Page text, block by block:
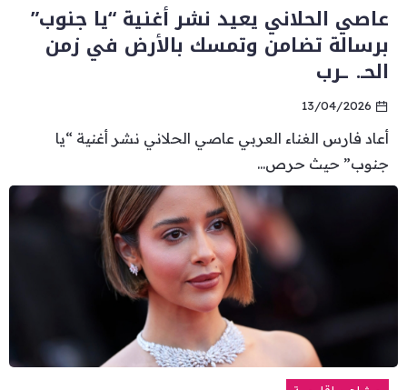
عاصي الحلاني يعيد نشر أغنية “يا جنوب”
برسالة تضامن وتمسك بالأرض في زمن
الحـ. ـرب
13/04/2026
أعاد فارس الغناء العربي عاصي الحلاني نشر أغنية “يا
جنوب” حيث حرص...